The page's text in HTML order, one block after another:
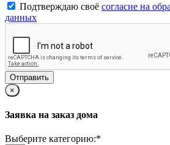
Подтверждаю своё согласие на
данных
×
Заявка на заказ дома
Выберите категорию:*